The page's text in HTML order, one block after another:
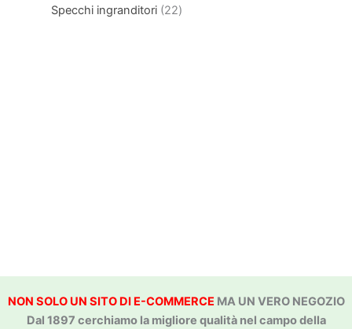
Specchi ingranditori 22
NON SOLO UN SITO DI E-COMMERCE MA UN VERO NEGOZIO
Dal 1897 cerchiamo la migliore qualità nel campo della